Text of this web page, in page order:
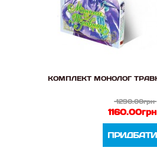
КОМПЛЕКТ МОНОЛОГ
1290.00грн
1160.00грн
ПРИДБАТИ